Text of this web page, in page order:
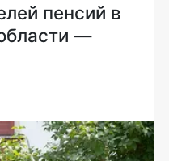
пенсий в
—